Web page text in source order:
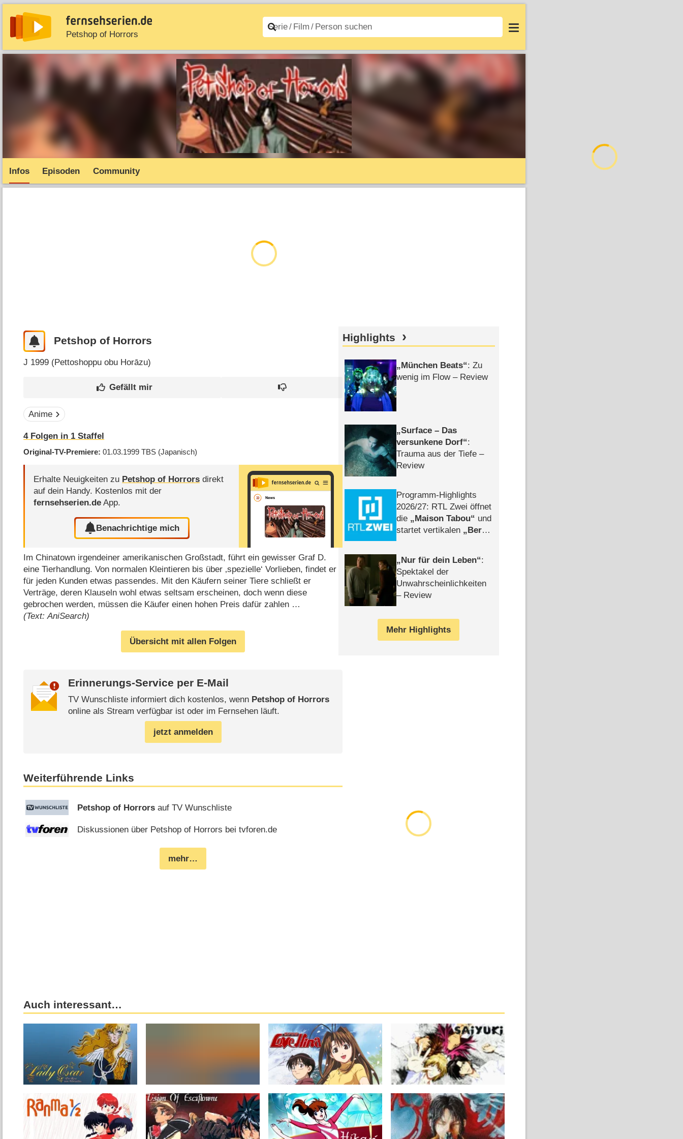
Petshop of Horrors
News Entdecken Streaming Filme A–Z Login
Infos Episoden Community
Petshop of Horrors
J 1999 (Pettoshoppu obu Horāzu)
Anime
4Folgen in 1 Staffel
Original-TV-Premiere 01.03.1999TBS (Japanisch)
Erhalte Neuigkeiten zu Petshop of Horrors direkt
auf dein Handy. Kostenlos mit der
fernsehserien.de App.
Benachrichtige mich
Im Chinatown irgendeiner amerikanischen Großstadt, führt ein gewisser Graf D.
eine Tierhandlung. Von normalen Kleintieren bis über ‚spezielle‘ Vorlieben, findet er
für jeden Kunden etwas passendes. Mit den Käufern seiner Tiere schließt er
Verträge, deren Klauseln wohl etwas seltsam erscheinen, doch wenn diese
gebrochen werden, müssen die Käufer einen hohen Preis dafür zahlen …
(Text: AniSearch)
Übersicht mit allen Folgen
Erinnerungs-Service per E-Mail
TV Wunschliste informiert dich kostenlos, wenn Petshop of Horrors
online als Stream verfügbar ist oder im Fernsehen läuft.
jetzt anmelden
Weiterführende Links
Petshop of Horrors auf TV Wunschliste
Diskussionen über Petshop of Horrors bei tvforen.de
mehr…
Highlights
München Beats : Zu
wenig im Flow – Review
Surface – Das
versunkene Dorf :
Trauma aus der Tiefe –
Review
Programm-Highlights
2026/​27: RTL Zwei öffnet
die
Maison Tabou
und
startet vertikalen
Berlin
Nur für dein Leben :
Spektakel der
Unwahrscheinlichkeiten
– Review
Mehr Highlights
Auch interessant…